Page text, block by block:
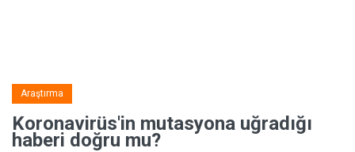
Araştırma
Koronavirüs'in mutasyona uğradığı
haberi doğru mu?